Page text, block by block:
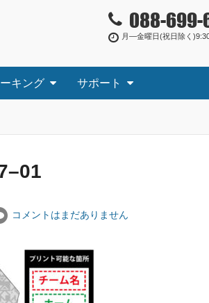
088-699-
月―金曜日(祝日除く
キング サポート
コメントはまだありません